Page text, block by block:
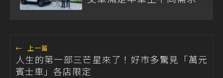
← 上一篇
人生的第一部三芒星來了！好市多驚見「萬元
賓士車」各店限定